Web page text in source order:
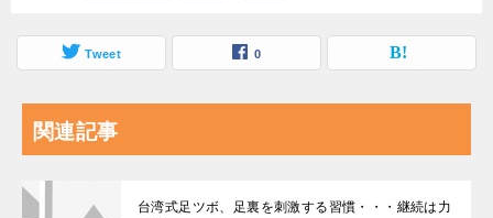
Tweet 0
関連記事
台湾式足ツボ、足裏を刺激する習慣・・・継続は力